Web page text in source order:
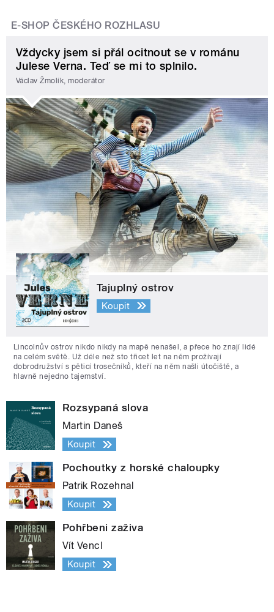
E-SHOP ČESKÉHO ROZHLASU
Vždycky jsem si přál ocitnout se v románu
Julese Verna. Teď se mi to splnilo.
Václav Žmolík, moderátor
Tajuplný ostrov
Koupit
Lincolnův ostrov nikdo nikdy na mapě nenašel, a přece ho znají lidé
na celém světě. Už déle než sto třicet let na něm prožívají
dobrodružství s pěticí trosečníků, kteří na něm našli útočiště, a
hlavně nejedno tajemství.
Rozsypaná slova
Martin Daneš
Koupit
Pochoutky z horské chaloupky
Patrik Rozehnal
Koupit
Pohřbeni zaživa
Vít Vencl
Koupit